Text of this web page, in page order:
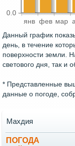
янв фев мар
0.0
Данный график
день, в течение
поверхности земли.
светового дня, так и
* Представленные
данные о погоде,
ПОГОДА
Махдия